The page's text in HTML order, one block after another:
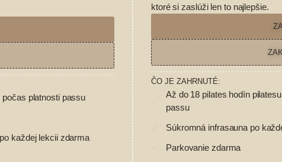
platnosti passu
každej lekcii zdarma
ktoré si zaslúži len to najlepšie.
ČO JE ZAHRNUTÉ:
Až do 18 pilates hodín
passu
Súkromná infrasauna po
Parkovanie zdarma